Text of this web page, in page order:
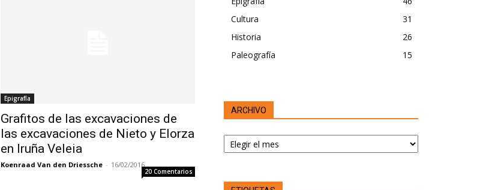
Epigrafía
Grafitos de las excavaciones de
las excavaciones de Nieto y Elorza
en Iruña Veleia
Koenraad Van den Driessche - 16/02/2016
20 Comentarios
Cultura
31
Historia
26
Paleografía
15
ARCHIVO
ARCHIVO